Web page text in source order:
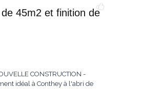
45m2 et finition de
CONSTRUCTION -
idéal à Conthey à l'abri de